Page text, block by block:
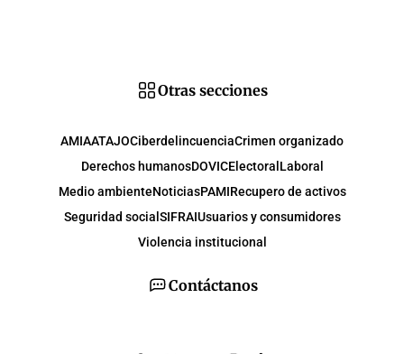
Contáctanos
Otras secciones
AMIAATAJOCiberdelincuenciaCrimen organizado
Derechos humanosDOVICElectoral Laboral
Medio ambienteNoticiasPAMIRecupero de activos
Seguridad social SIFRAIUsuarios y consumidores
Violencia institucional